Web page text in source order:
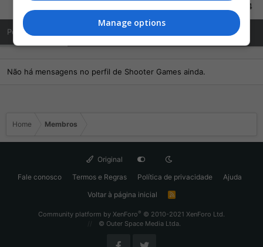
924
Posts de Perfil Sobre Mim
Não há mensagens no perfil de Shooter Games ainda.
Home Membros
Original
Fale conosco
Termos e Regras Política de privacidade
Ajuda
Voltar à página inicial
R
Community platform by XenForo® © 2010-2021 XenForo Ltd.
© Outer Space Media Ltda.
Manage options